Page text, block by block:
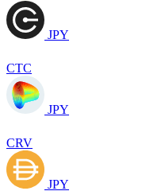
JPY
CTC
JPY
CRV
JPY